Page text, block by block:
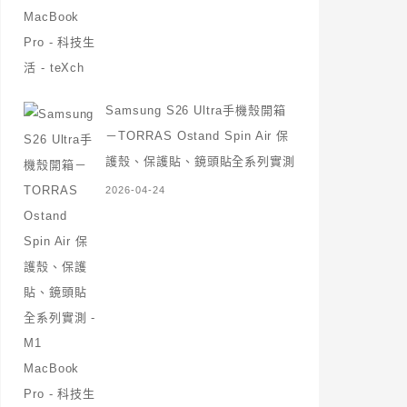
Samsung S26 Ultra手機殼開箱
－TORRAS Ostand Spin Air 保
護殼、保護貼、鏡頭貼全系列實測
2026-04-24